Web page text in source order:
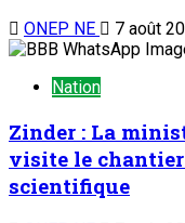
ONEP NE 7 août
Nation
Zinder : La
visite le
scientifique